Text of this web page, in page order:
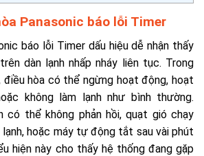
Panasonic báo lỗi Timer
báo lỗi Timer dấu hiệu dễ nhận thấy
dàn lạnh nhấp nháy liên tục. Trong
hòa có thể ngừng hoạt động, hoạt
không làm lạnh như bình thường.
có thể không phản hồi, quạt gió chạy
hoặc máy tự động tắt sau vài phút
hiện này cho thấy hệ thống đang gặp